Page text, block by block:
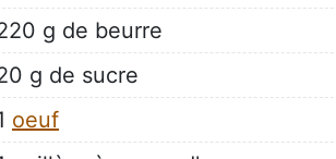
g de beurre
g de sucre
oeuf